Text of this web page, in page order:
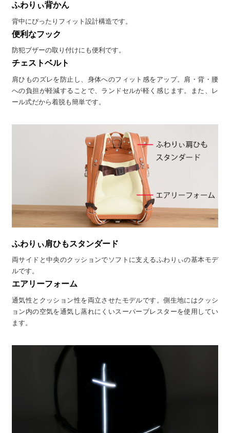
ふわりぃ背かん
背中にぴったりフィット設計構造です。
便利なフック
防犯ブザーの取り付けにも便利です。
チェストベルト
肩ひものズレを防止し、身体へのフィット感をアップ。肩・背・腰
への負担が軽減することで、ランドセルが軽く感じます。また、レ
ール式だから着脱も簡単です。
ふわりぃ肩ひもスタンダード
両サイドと中央のクッションでソフトに支えるふわりぃの基本モデ
ルです。
エアリーフォーム
通気性とクッション性を両立させたモデルです。側生地にはクッシ
ョン内の空気を通気し蒸れにくいスーパーブレスターを使用してい
ます。